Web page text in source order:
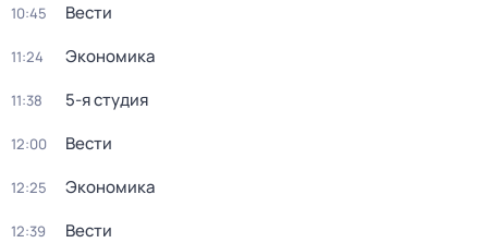
10:45 Вести
11:24 Экономика
11:38 5-я студия
12:00 Вести
12:25 Экономика
12:39 Вести